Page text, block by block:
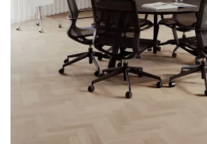
uitnodigt tot gesprek! Klaar
zitplaatsen. Ergo 006C biedt uitstekend
langere vergaderingen. Stijlvol design
kantooromgeving.